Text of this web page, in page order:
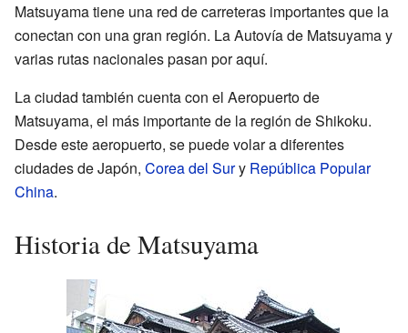
Matsuyama tiene una red de carreteras importantes que la
conectan con una gran región. La Autovía de Matsuyama y
varias rutas nacionales pasan por aquí.
La ciudad también cuenta con el Aeropuerto de
Matsuyama, el más importante de la región de Shikoku.
Desde este aeropuerto, se puede volar a diferentes
ciudades de Japón, Corea del Sury República Popular
China.
Historia de Matsuyama